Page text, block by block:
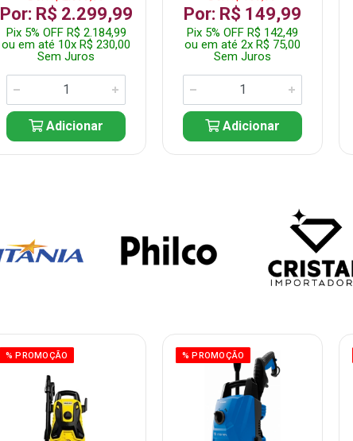
Por: R$ 2.299,99
Pix 5% OFF R$ 2.184,99
ou em até 10x R$ 230,00
Sem Juros
Adicionar
Por: R$ 149,99
Pix 5% OFF R$ 142,49
ou em até 2x R$ 75,00
Sem Juros
Adicionar
% PROMOÇÃO % PROMOÇÃO